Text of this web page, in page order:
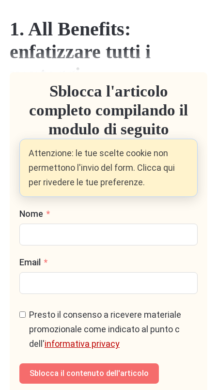
1. All Benefits:
enfatizzare tutti i
vantaggi
Questo approccio si basa sull’elencare tutti i
benefici che il cliente può ottenere scegliendo un
servizio. Per esempio, un Commercialista potrebbe
comunicare che la sua consulenza:
Ottimizza la gestione fiscale dell’azienda
Migliora la pianificazione finanziaria
rischio di sanzioni
Vantaggio: Facile da comunicare e richiede solo
la conoscenza della propria offerta.
sul mercato e può risultare generico o poco
convincente.
Quando usarlo?
Utile per servizi nuovi o innovativi, dove il cliente
non ha termini di paragone e ha bisogno di una
panoramica completa dei benefici.
Sblocca l'articolo
completo compilando il
modulo di seguito
Attenzione: le tue scelte cookie non
permettono l'invio del form. Clicca qui
per rivedere le tue preferenze.
Nome
Email
Presto il consenso a ricevere materiale
promozionale come indicato al punto c
dell'informativa privacy
Sblocca il contenuto dell'articolo